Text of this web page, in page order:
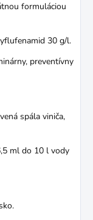
formuláciou
30 g/l.
preventívny
spála viniča,
ml do 10 l vody